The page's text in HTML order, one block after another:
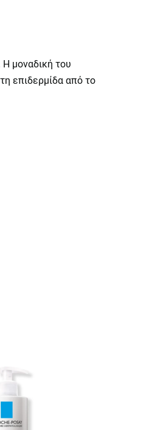
μοναδική του
επιδερμίδα από το